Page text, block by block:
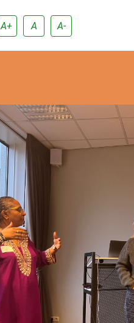
A+ A A-